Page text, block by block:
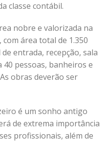
classe contábil.
nobre e valorizada na
área total de 1.350
entrada, recepção, sala
pessoas, banheiros e
obras deverão ser
é um sonho antigo
de extrema importância
profissionais, além de